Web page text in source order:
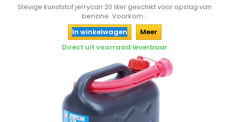
Stevige kunststof jerrycan 20 liter geschikt voor opslag van
benzine. Voorkom...
In winkelwagen
Meer
Direct uit voorraad leverbaar